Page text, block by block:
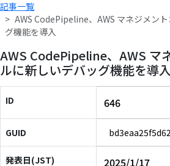
記事一覧
AWS CodePipeline、AWS マネジメン
グ機能を導入
AWS CodePipeline、AWS マ
ルに新しいデバッグ機能を導入
ID 646
GUID
発表日(JST) 2025/1/17